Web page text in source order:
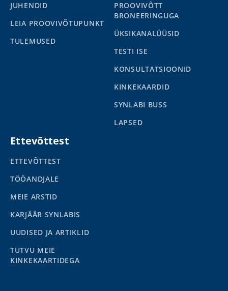
JUHENDID
LEIA PROOVIVÕTUPUNKT
TULEMUSED
PROOVIVÕTT
BRONEERINGUGA
ÜKSIKANALÜÜSID
TESTI ISE
KONSULTATSIOONID
KINKEKAARDID
SYNLABI BUSS
LAPSED
Ettevõttest
ETTEVÕTTEST
TÖÖANDJALE
MEIE ARSTID
KARJÄÄR SYNLABIS
UUDISED JA ARTIKLID
TUTVU MEIE
KINKEKAARTIDEGA